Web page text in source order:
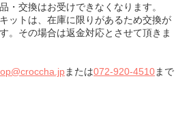
・交換はお受けできなくなります。
ットは、在庫に限りがあるため交換が
。その場合は返金対応とさせて頂きま
または072-920-4510まで